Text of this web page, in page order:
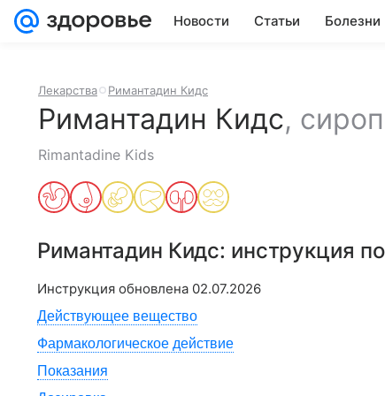
Новости Статьи Болезни
Лекарства Римантадин Кидс
Римантадин Кидс, сироп
Rimantadine Kids
Римантадин Кидс: инструкция
Инструкция обновлена 02.07.2026
Действующее вещество
Фармакологическое действие
Показания